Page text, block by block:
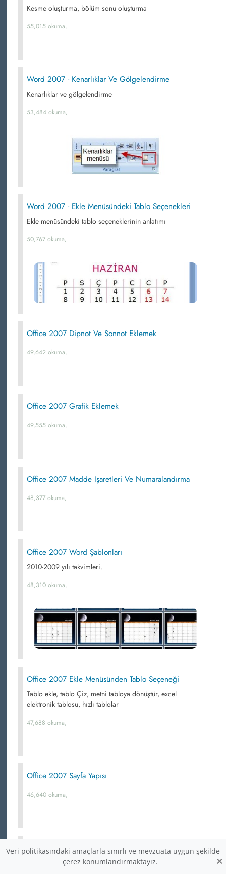
Kesme oluşturma, bölüm sonu oluşturma
55,015 okuma,
Word 2007 - Kenarlıklar Ve Gölgelendirme
Kenarlıklar ve gölgelendirme
53,484 okuma,
Word 2007 - Ekle Menüsündeki Tablo Seçenekleri
Ekle menüsündeki tablo seçeneklerinin anlatımı
50,767 okuma,
Office 2007 Dipnot Ve Sonnot Eklemek
49,642 okuma,
Office 2007 Grafik Eklemek
49,555 okuma,
Office 2007 Madde Işaretleri Ve Numaralandırma
48,377 okuma,
Office 2007 Word Şablonları
2010-2009 yılı takvimleri.
48,310 okuma,
Office 2007 Ekle Menüsünden Tablo Seçeneği
Tablo ekle, tablo Çiz, metni tabloya dönüştür, excel
elektronik tablosu, hızlı tablolar
47,688 okuma,
Office 2007 Sayfa Yapısı
46,640 okuma,
Office 2007 Word Şablonları
Veri politikasındaki amaçlarla sınırlı ve mevzuata uygun şekilde
çerez konumlandırmaktayız.
×